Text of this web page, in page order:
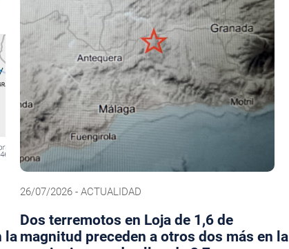
la
26/07/2026 - ACTUALIDAD
Dos terremotos en Loja de 1,6 de
magnitud preceden a otros dos más en la